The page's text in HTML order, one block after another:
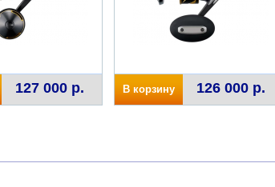
127 000 р. В корзину 126 000 р.